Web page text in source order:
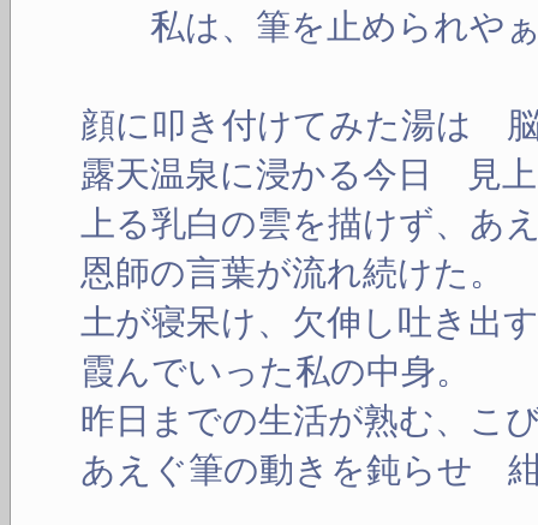
私は、筆を止められや
顔に叩き付けてみた湯は
露天温泉に浸かる今日 見
上る乳白の雲を描けず、
恩師の言葉が流れ続けた。
土が寝呆け、欠伸し吐き出
霞んでいった私の中身。
昨日までの生活が熟む、こ
あえぐ筆の動きを鈍らせ